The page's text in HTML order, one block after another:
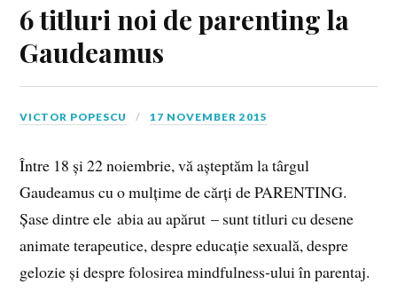
6 titluri noi de parenting la
Gaudeamus
VICTOR POPESCU 17 NOVEMBER 2015
Între 18 și 22 noiembrie, vă așteptăm la târgul
Gaudeamus cu o mulțime de cărți de PARENTING.
Șase dintre ele abia au apărut – sunt titluri cu desene
animate terapeutice, despre educație sexuală, despre
gelozie și despre folosirea mindfulness-ului în parentaj.